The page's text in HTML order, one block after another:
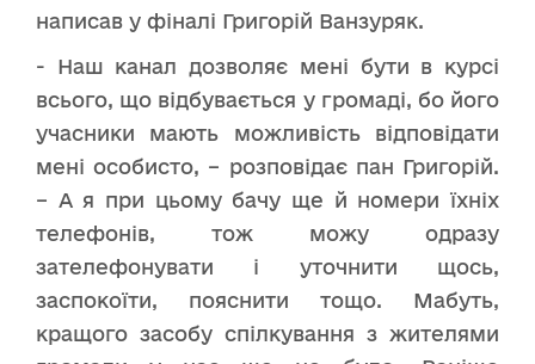
написав у фіналі Григорій Ванзуряк.
- Наш канал дозволяє мені бути в курсі
всього, що відбувається у громаді, бо його
учасники мають можливість відповідати
мені особисто, – розповідає пан Григорій.
– А я при цьому бачу ще й номери їхніх
телефонів, тож можу одразу
зателефонувати і уточнити щось,
заспокоїти, пояснити тощо. Мабуть,
кращого засобу спілкування з жителями